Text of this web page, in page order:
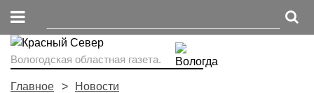
Вологодская областная газета.
Главное Новости